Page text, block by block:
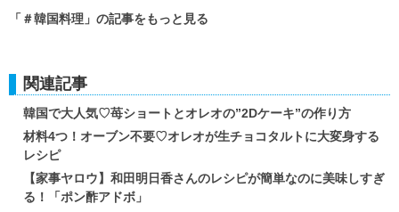
「＃韓国料理」の記事をもっと見る
関連記事
韓国で大人気♡苺ショートとオレオの”2Dケーキ”の作り方
材料4つ！オーブン不要♡オレオが生チョコタルトに大変身する
レシピ
【家事ヤロウ】和田明日香さんのレシピが簡単なのに美味しすぎ
る！「ポン酢アドボ」